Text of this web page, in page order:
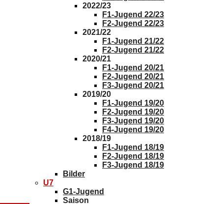
2022/23
F1-Jugend 22/23
F2-Jugend 22/23
2021/22
F1-Jugend 21/22
F2-Jugend 21/22
2020/21
F1-Jugend 20/21
F2-Jugend 20/21
F3-Jugend 20/21
2019/20
F1-Jugend 19/20
F2-Jugend 19/20
F3-Jugend 19/20
F4-Jugend 19/20
2018/19
F1-Jugend 18/19
F2-Jugend 18/19
F3-Jugend 18/19
Bilder
U7
G1-Jugend
Saison